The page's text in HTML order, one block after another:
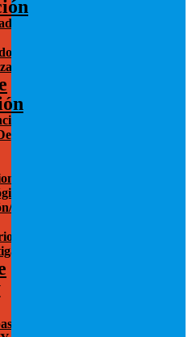
Concentración
Investigación
Administración